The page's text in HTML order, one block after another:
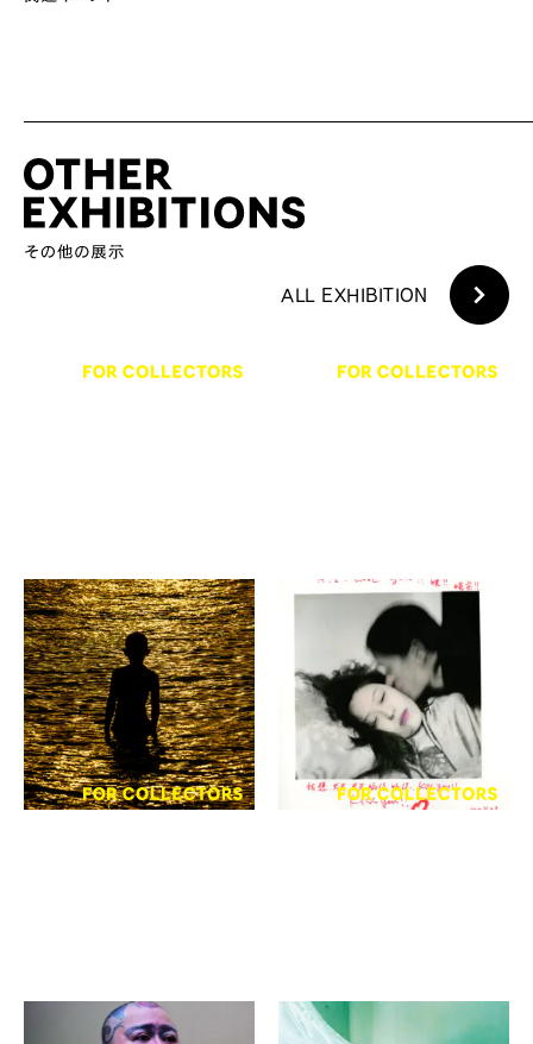
ALL EXHIBITION
齋藤陽道、澄毅
The Insight of Being 在
ることを、みつめて
京都写真美術館ギャラリ
ー・ジャパネスク2F
榮榮＆映里「Love Songs
― 始まりの光」出版記念作
品展
京都三影堂
石川竜一、曽田浩隆
山元彩香